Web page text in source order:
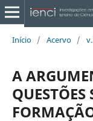
Início / Acervo /
A